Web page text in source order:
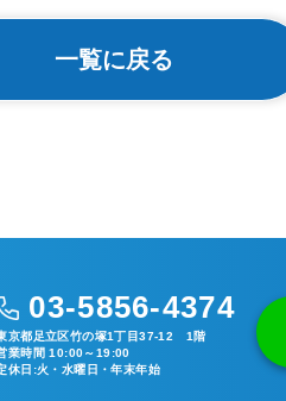
一覧に戻る
03-5856-4374
京都足立区竹の塚1丁目37-12 1階
業時間 10:00～19:00
休日:火・水曜日・年末年始